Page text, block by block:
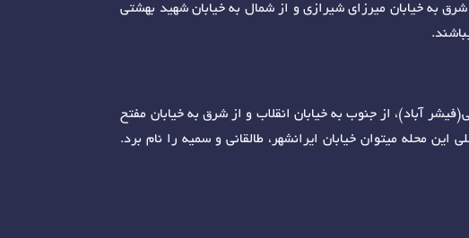
به خیابان میرزای شیرازی و از شمال به خیابان شهید بهشتی
خیابان قرنی(فیشر آباد)، از جنوب به خیابان انقلاب و از شرق به خیابان مفتح
محله میتوان خیابان ایرانشهر، طالقانی و سمیه را نام برد.